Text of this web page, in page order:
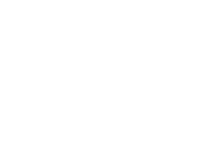
El Puerto de
anunciadas 351